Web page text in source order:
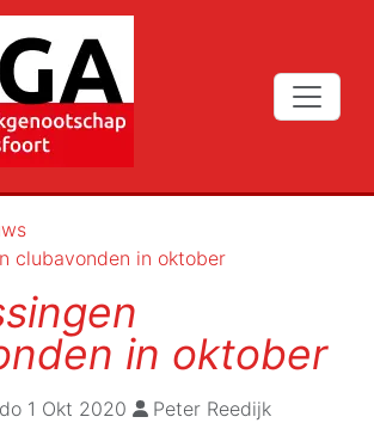
clubavonden in oktober
in oktober
do 1 Okt 2020 Peter Reedijk